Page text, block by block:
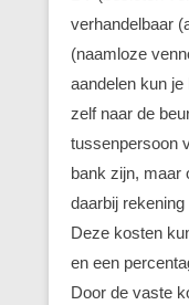
verhandelbaar
(naamloze
aandelen kun
zelf naar de
tussenpersoon
bank zijn, maar
daarbij
Deze kosten
en een
Door de vaste